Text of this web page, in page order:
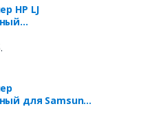
HP LJ
для Samsung